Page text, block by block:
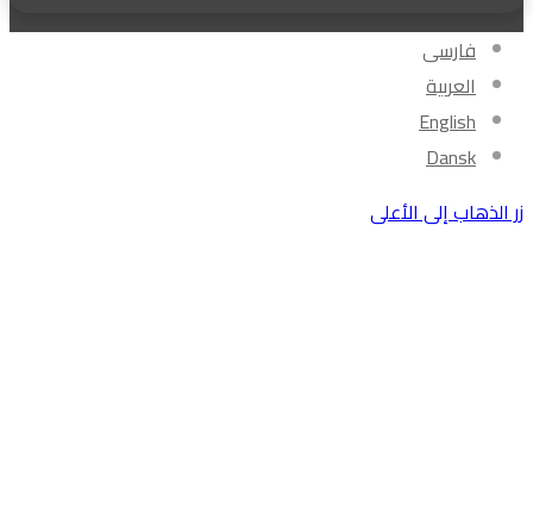
فارسی
العربیة
English
Dansk
زر الذهاب إلى الأعلى